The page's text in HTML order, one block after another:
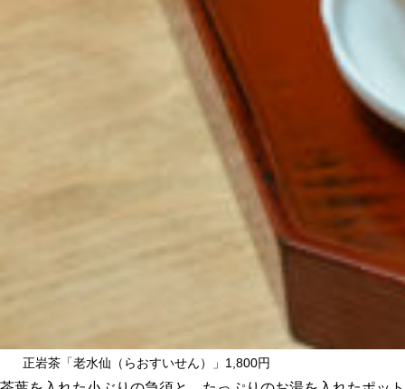
正岩茶「老水仙（らおすいせん）」1,800円